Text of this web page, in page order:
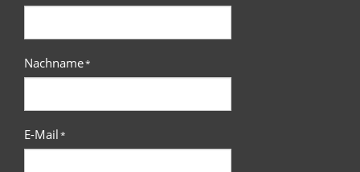
Nachname*
E-Mail*